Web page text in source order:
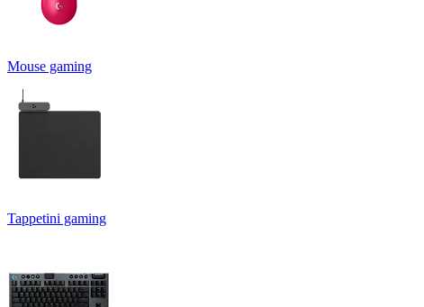
Mouse gaming
Tappetini gaming